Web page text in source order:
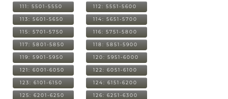
111: 5501-5550 112: 5551-5600
113: 5601-5650 114: 5651-5700
115: 5701-5750 116: 5751-5800
117: 5801-5850 118: 5851-5900
119: 5901-5950 120: 5951-6000
121: 6001-6050 122: 6051-6100
123: 6101-6150 124: 6151-6200
125: 6201-6250 126: 6251-6300